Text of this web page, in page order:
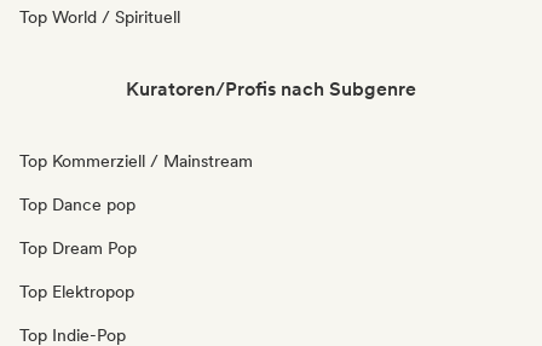
Top World / Spirituell
Kuratoren/Profis nach Subgenre
Top Kommerziell / Mainstream
Top Dance pop
Top Dream Pop
Top Elektropop
Top Indie-Pop